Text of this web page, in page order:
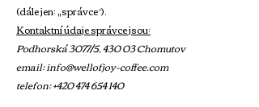
(dále jen: „správce“).
Kontaktní údaje správce jsou:
Podhorská 3077/5, 430 03 Chomutov
email: info@wellofjoy-coffee.com
telefon: +420 474 654 140